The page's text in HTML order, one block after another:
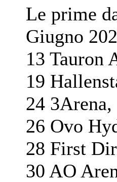
Le prime
Giugno
13 Tauron
19
24
26 Ovo
28 First
30 AO